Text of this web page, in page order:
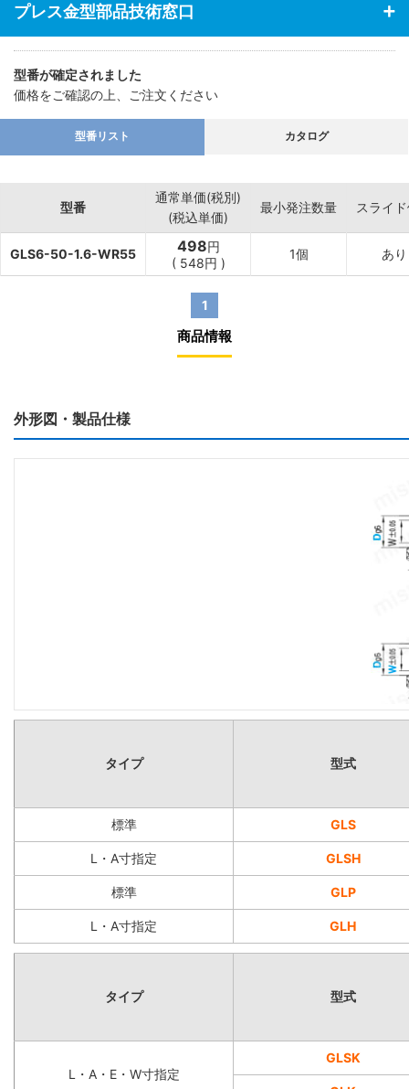
プレス金型部品技術窓口
型番が確定されました
価格をご確認の上、ご注文ください
型番リスト カタログ
型番
通常単価(税別)
(税込単価)
最小発注数量 スライ
GLS6-50-1.6-WR55 498円
( 548円 )
1個 あり
1
商品情報
外形図・製品仕様
タイプ 型式
標準 GLS
L・A寸指定 GLSH
標準 GLP
L・A寸指定 GLH
タイプ 型式
L・A・E・W寸指定
GLSK